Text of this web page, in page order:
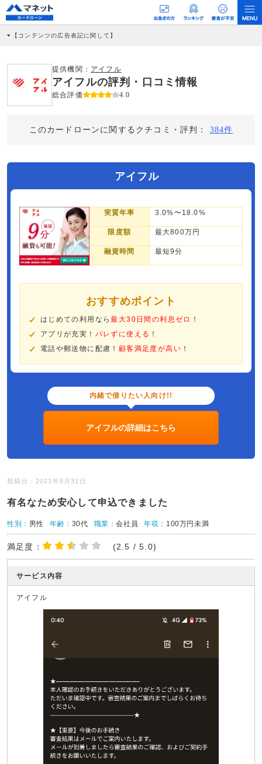
【コンテンツの広告表記に関して】
社に対して企業から紹介報酬が支払われるという収益モデルです。 ただし、特定の
商品を根拠なくPRするものではなく、当編集部の調査／ユーザーへの口コミ収集な
どに基づき、公平性を担保した情報提供を行っています。
>提携企業一覧
提供機関： アイフル
アイフルの評判・口コミ情報
総合評価 4.0
このカードローンに関するクチコミ・評判： 384件
アイフル
実質年率 3.0%〜18.0%
限度額 最大800万円
融資時間 最短9分
おすすめポイント
はじめての利用なら最大30日間の利息ゼロ
！
アプリが充実！ バレずに使える ！
電話や郵送物に配慮！ 顧客満足度が高い ！
内緒で借りたい人向け!!
アイフルの詳細はこちら
投稿日：2023年5月31日
有名なため安心して申込できました
性別： 男性 年齢： 30代 職業：会社員 年収： 100万円未満
満足度： (2.5 / 5.0)
サービス内容
アイフル